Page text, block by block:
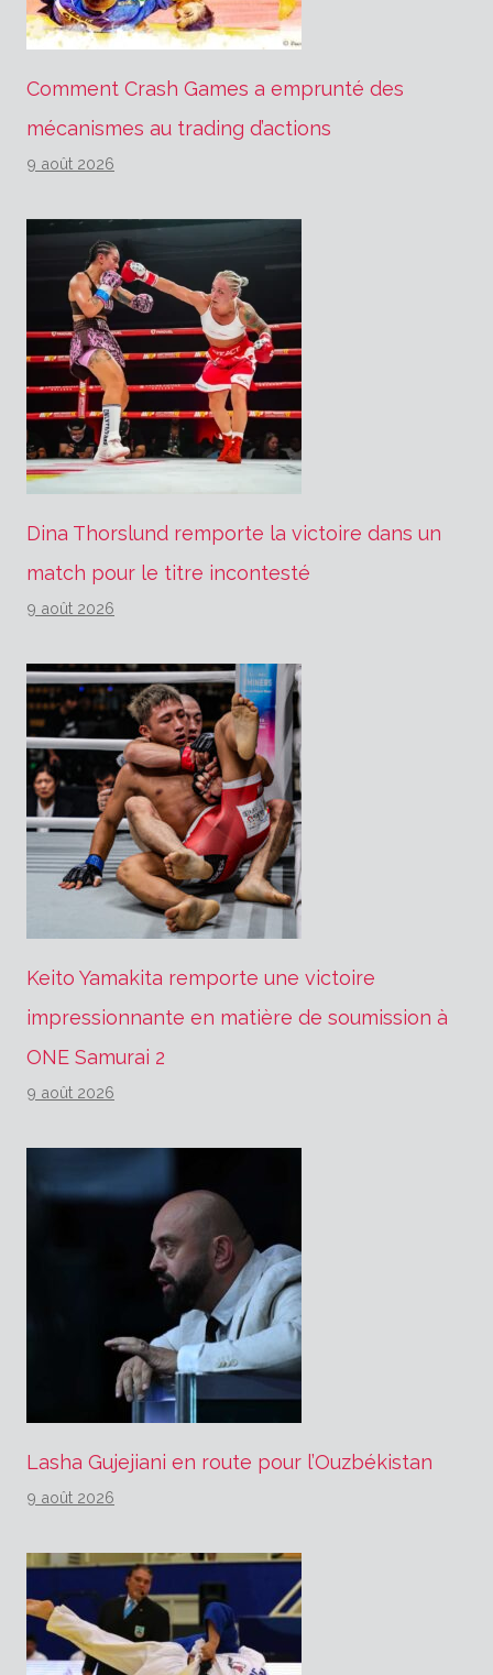
Comment Crash Games a emprunté des
mécanismes au trading d’actions
9 août 2026
Dina Thorslund remporte la victoire dans un
match pour le titre incontesté
9 août 2026
Keito Yamakita remporte une victoire
impressionnante en matière de soumission à
ONE Samurai 2
9 août 2026
Lasha Gujejiani en route pour l’Ouzbékistan
9 août 2026